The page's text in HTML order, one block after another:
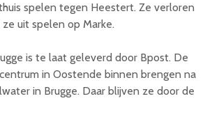
spelen tegen Heestert. Ze verloren
uit spelen op Marke.
is te laat geleverd door Bpost. De
in Oostende binnen brengen na
in Brugge. Daar blijven ze door de